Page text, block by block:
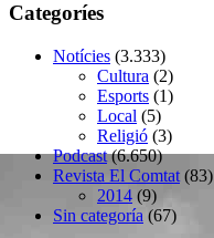
Categoríes
Notícies (3.333)
Cultura (2)
Esports (1)
Local (5)
Religió (3)
Podcast(6.650)
Revista El Comtat (83)
2014 (9)
Sin categoría (67)